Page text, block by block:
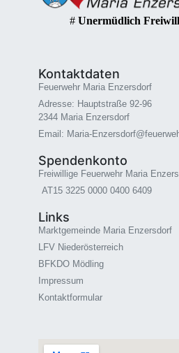
# Unermüdlich
Kontaktdaten
Feuerwehr Maria Enzersdorf
Adresse: Hauptstraße 92-96
2344 Maria Enzersdorf
Email: Maria-
Spendenkonto
Freiwillige Feuerwehr Maria
AT15 3225 0000 0400 6409
Links
Marktgemeinde Maria Enzersdorf
LFV Niederösterreich
BFKDO Mödling
Impressum
Kontaktformular